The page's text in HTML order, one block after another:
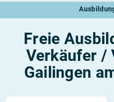
Freie
Verkäufer /
Gailingen